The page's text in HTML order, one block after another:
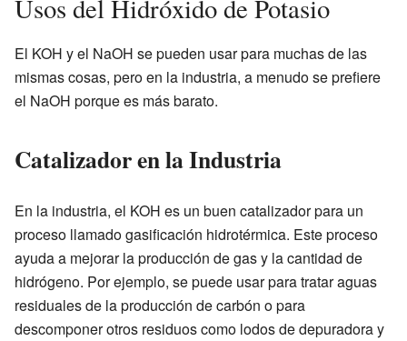
Usos del Hidróxido de Potasio
El KOH y el NaOH se pueden usar para muchas de las
mismas cosas, pero en la industria, a menudo se prefiere
el NaOH porque es más barato.
Catalizador en la Industria
En la industria, el KOH es un buen catalizador para un
proceso llamado gasificación hidrotérmica. Este proceso
ayuda a mejorar la producción de gas y la cantidad de
hidrógeno. Por ejemplo, se puede usar para tratar aguas
residuales de la producción de carbón o para
descomponer otros residuos como lodos de depuradora y